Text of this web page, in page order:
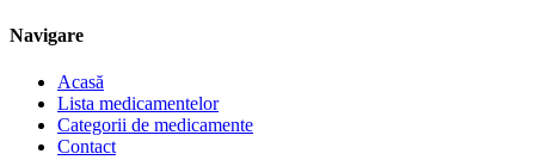
Navigare
Acasă
Lista medicamentelor
Categorii de medicamente
Contact